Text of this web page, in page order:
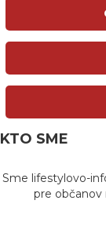
KTO SME
Sme lifestylovo-
pre občanov